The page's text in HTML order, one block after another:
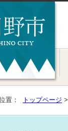
置： トップページ >